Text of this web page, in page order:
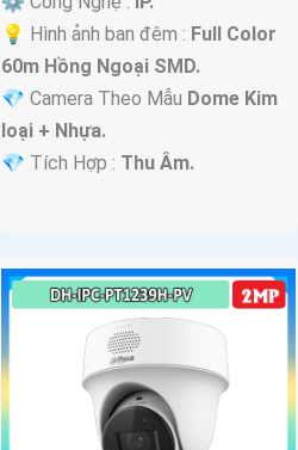
💡 Hình ảnh ban đêm : Full Color
60m Hồng Ngoại SMD.
💎 Camera Theo Mẫu Dome Kim
loại + Nhựa.
️💎 Tích Hợp : Thu Âm.